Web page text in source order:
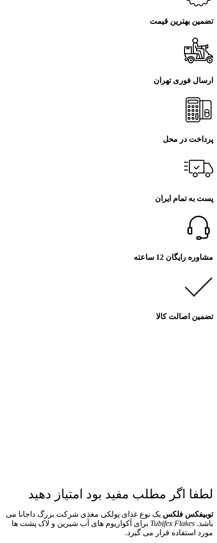
تضمین بهترین قیمت
ارسال فوری تهران
پرداخت در محل
پست به تمام ایران
مشاوره رایگان 12 ساعته
تضمین اصالت کالا
لطفا اگر مطلب مفید بود امتیاز دهید
توبیفکس فلکس یک نوع غذای پولکی مغذی شرکت بزرگ داجانا می
باشد. Tubifex Flakes برای آکواریوم های آب شیرین و لاک پشت ها
مورد استفاده قرار می گیرد.